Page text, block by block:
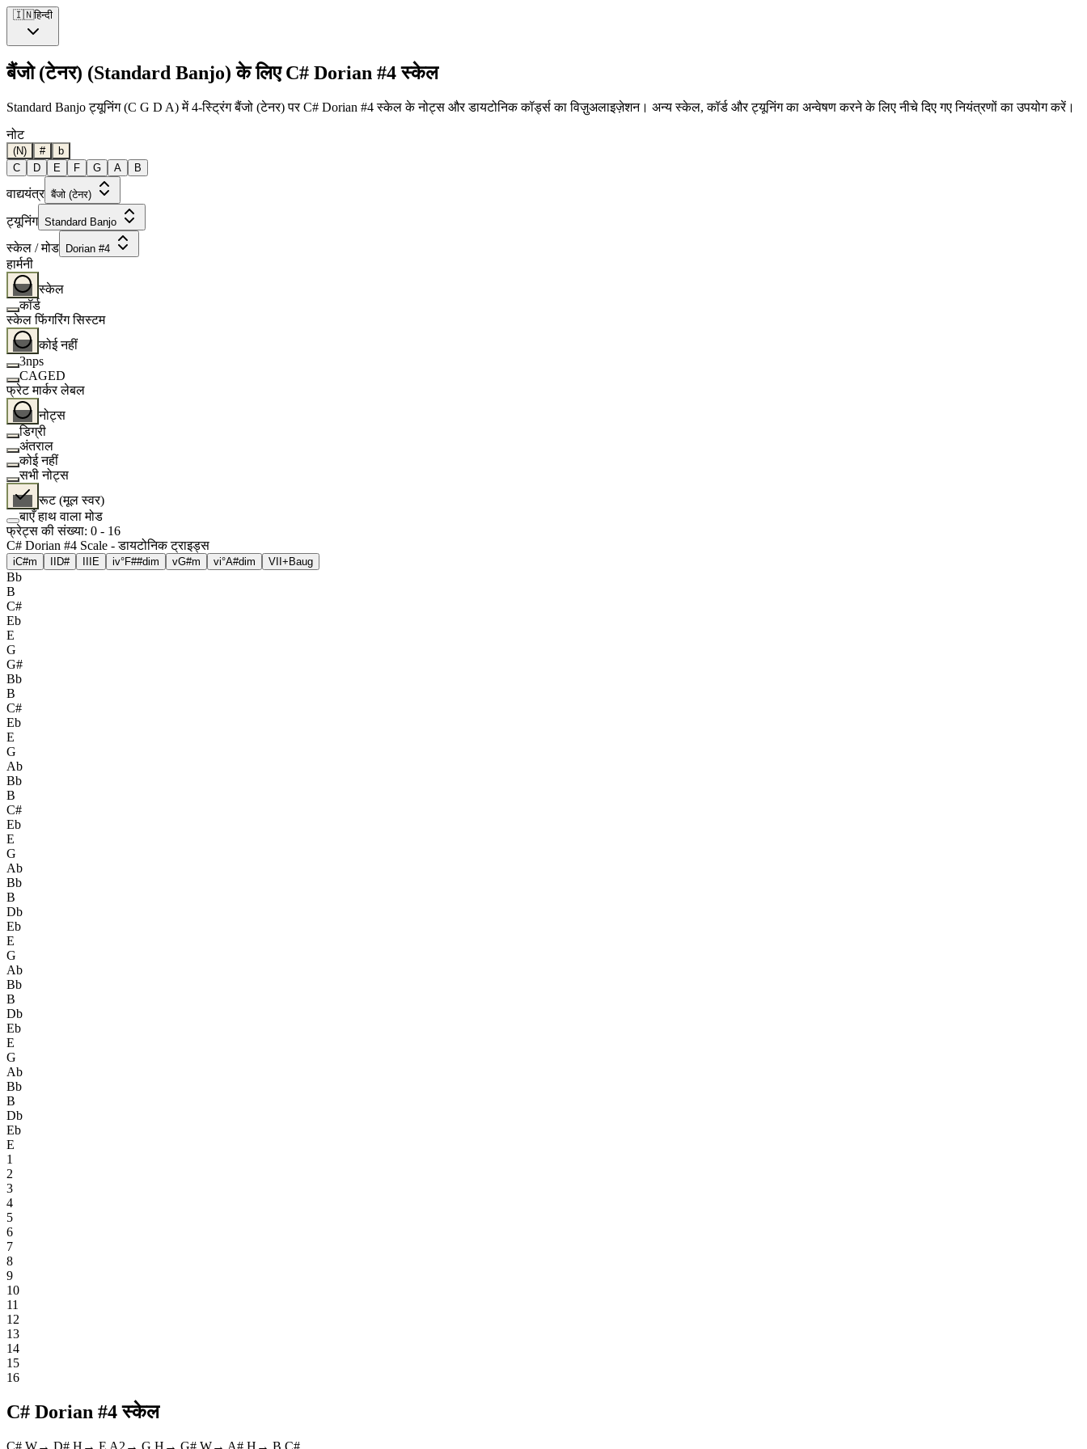
🇮🇳हिन्दी
बैंजो (टेनर) (Standard Banjo) के लिए C# Dorian #4 स्केल
Standard Banjo ट्यूनिंग (C G D A) में 4-स्ट्रिंग बैंजो (टेनर) पर C# Dorian #4 स्केल के नोट्स और डायटोनिक कॉर्ड्स का विज़ुअलाइज़ेशन। अन्य स्केल, कॉर्ड और ट्यूनिंग का अन्वेषण करने के लिए नीचे दिए गए नियंत्रणों का उपयोग करें।
नोट
(N) #
b
C
D E F G A B
वाद्ययंत्र बैंजो (टेनर)
ट्यूनिंग Standard Banjo
स्केल / मोड Dorian #4
हार्मनी
स्केल
कॉर्ड
स्केल फिंगरिंग सिस्टम
कोई नहीं
3nps
CAGED
फ्रेट मार्कर लेबल
नोट्स
डिग्री
अंतराल
कोई नहीं
सभी नोट्स
रूट (मूल स्वर)
बाएँ हाथ वाला मोड
फ्रेट्स की संख्या: 0 - 16
C# Dorian #4 Scale - डायटोनिक ट्राइड्स
iC#m D# E iv°F##dim vG#m vi°A#dim VII+ Baug
Bb
B
C#
Eb
E
G
G#
Bb
B
C#
Eb
E
G
Ab
Bb
B
C#
Eb
E
G
Ab
Bb
B
Db
Eb
E
G
Ab
Bb
B
Db
Eb
E
G
Ab
Bb
B
Db
Eb
E
1
2
3
4
5
6
7
8
9
10
11
12
13
14
15
16
C# Dorian #4 स्केल
C# W→ D# H → E A2 → G H → G# W→ A# H → B C#